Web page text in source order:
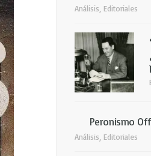
Análisis Editoriales
Peronismo
Análisis Editoriales